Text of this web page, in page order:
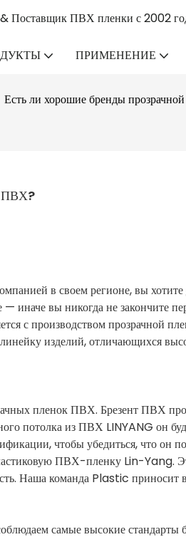
Поставщик ПВХ пленки с 2002
ПРИМЕНЕНИЕ
Есть ли хорошие бренды
ПВХ?
в своем регионе, вы
иначе вы никогда не закончите
с производством прозрачной
изделий, отличающихся
пленок ПВХ. Брезент ПВХ
потолка из ПВХ LINYANG он
чтобы убедиться, что он
ПВХ-пленку Lin-Yang.
Наша команда Plastic
самые высокие стандарты